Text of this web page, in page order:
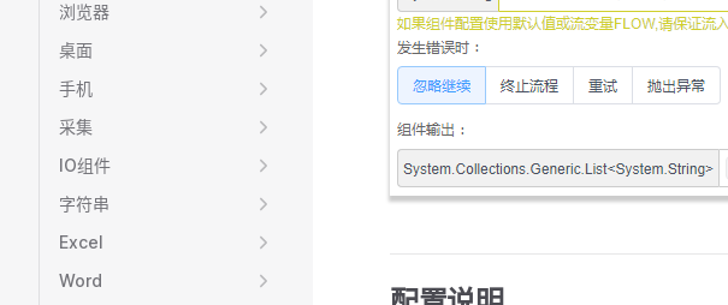
浏览器
桌面
手机
采集
IO组件
字符串
Excel
Word